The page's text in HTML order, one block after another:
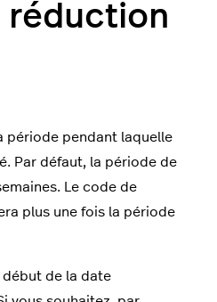
réduction
période pendant laquelle
Par défaut, la période de
Le code de
plus une fois la période
début de la date